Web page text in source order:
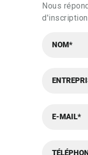
Nous
d'inscription